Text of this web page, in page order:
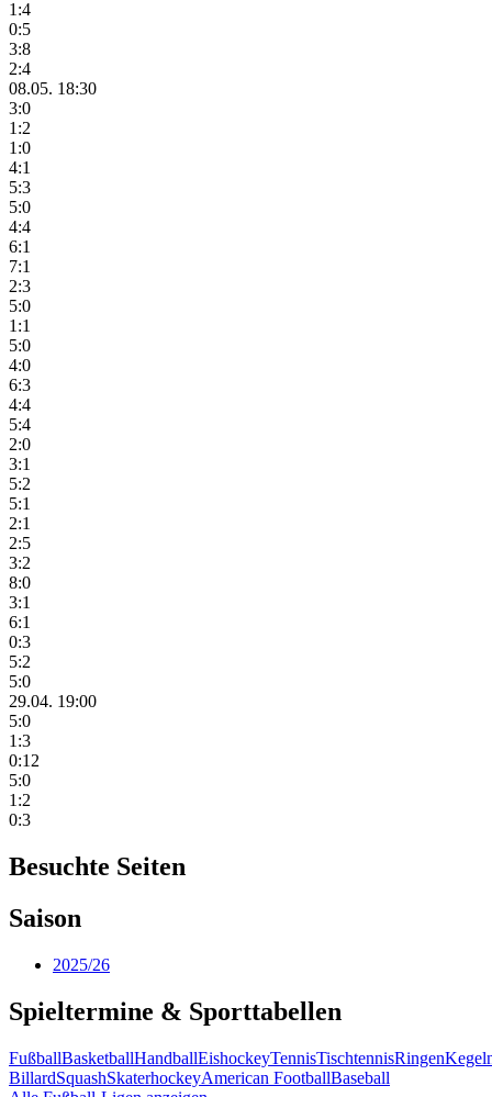
1:4
0:5
3:8
2:4
08.05. 18:30
3:0
1:2
1:0
4:1
5:3
5:0
4:4
6:1
7:1
2:3
5:0
1:1
5:0
4:0
6:3
4:4
5:4
2:0
3:1
5:2
5:1
2:1
2:5
3:2
8:0
3:1
6:1
0:3
5:2
5:0
29.04. 19:00
5:0
1:3
0:12
5:0
1:2
0:3
Besuchte Seiten
Saison
2025/26
Spieltermine & Sporttabellen
FußballBasketballHandballEishockeyTennisTischtennisRingen
BillardSquashSkaterhockeyAmerican FootballBaseball